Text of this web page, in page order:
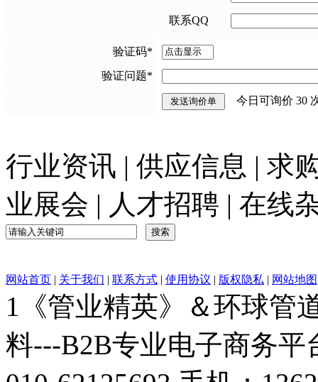
联系QQ
验证码*
验证问题*
今日可询价 30
行业资讯 | 供应信息 | 求
业展会 | 人才招聘 | 在线
网站首页 | 关于我们 | 联系方式 | 使用协议 | 版权隐私 | 网站地图
1《管业精英》＆环球管
料---B2B专业电子商务平